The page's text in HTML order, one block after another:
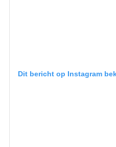
Dit bericht op Instagram